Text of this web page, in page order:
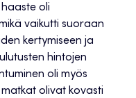
oli
vaikutti suoraan
kertymiseen ja
hintojen
oli myös
olivat kovasti